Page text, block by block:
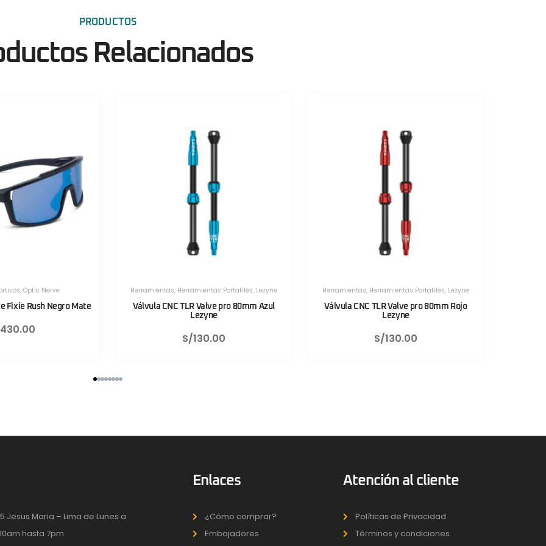
PRODUCTOS
Relacionados
Portatiles
Valve pro 80mm Azul
Herramientas,Herramientas Portatiles,Lezyne
Válvula CNC TLR Valve pro 80mm Rojo
Lezyne
S/130.00
Herramientas,Herramientas Portatiles,Lezyne
Válvula CNC TLR Valve pro 80mm Negro
Lezyne
S/130.00
Jesus Maria – Lima de Lunes a
hasta 7pm
Enlaces
¿Cómo comprar?
Embajadores
Atención al cliente
Políticas de Privacidad
Términos y condiciones